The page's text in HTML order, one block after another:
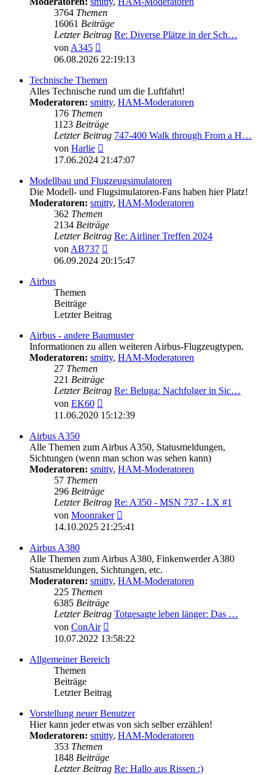
3764 Themen
16061 Beiträge
Letzter Beitrag Re: Diverse Plätze in der Sch…
vonA345
Beitrag
06.08.2026 22:19:13
Technische Themen
Alles Technische rund um die Luftfahrt!
Moderatoren: smitty, HAM-Moderatoren
176 Themen
1123 Beiträge
Letzter Beitrag 747-400 Walk through From a H…
von Harlie
Beitrag
17.06.2024 21:47:07
Modellbau und Flugzeugsimulatoren
Die Modell- und Flugsimulatoren-Fans haben hier Platz!
Moderatoren: smitty, HAM-Moderatoren
362 Themen
2134 Beiträge
Letzter Beitrag Re: Airliner Treffen 2024
vonAB737
Beitrag
06.09.2024 20:15:47
Airbus
Themen
Beiträge
Letzter Beitrag
Airbus - andere Baumuster
Informationen zu allen weiteren Airbus-Flugzeugtypen.
Moderatoren: smitty, HAM-Moderatoren
27 Themen
221 Beiträge
Letzter Beitrag Re: Beluga: Nachfolger in Sic…
von EK60
Beitrag
11.06.2020 15:12:39
Airbus A350
Alle Themen zum Airbus A350, Statusmeldungen,
Sichtungen (wenn man schon was sehen kann)
Moderatoren: smitty, HAM-Moderatoren
57 Themen
296 Beiträge
Letzter Beitrag Re: A350 - MSN 737 - LX #1
von Moonraker
Beitrag
14.10.2025 21:25:41
Airbus A380
Alle Themen zum Airbus A380, Finkenwerder A380
Statusmeldungen, Sichtungen, etc.
Moderatoren: smitty, HAM-Moderatoren
225 Themen
6385 Beiträge
Letzter Beitrag Totgesagte leben länger: Das …
von ConAir
Beitrag
10.07.2022 13:58:22
Allgemeiner Bereich
Themen
Beiträge
Letzter Beitrag
Vorstellung neuer Benutzer
Hier kann jeder etwas von sich selber erzählen!
Moderatoren: smitty, HAM-Moderatoren
353 Themen
1848 Beiträge
Letzter Beitrag Re: Hallo aus Rissen :)